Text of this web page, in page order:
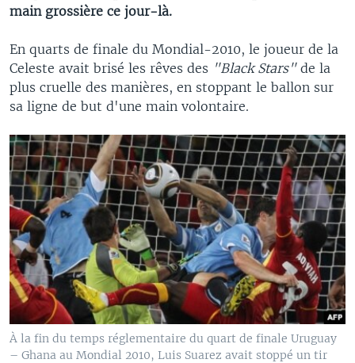
main grossière ce jour-là.
En quarts de finale du Mondial-2010, le joueur de la
Celeste avait brisé les rêves des "Black Stars"de la
plus cruelle des manières, en stoppant le ballon sur
sa ligne de but d'une main volontaire.
À la fin du temps réglementaire du quart de finale Uruguay
– Ghana au Mondial 2010, Luis Suarez avait stoppé un tir